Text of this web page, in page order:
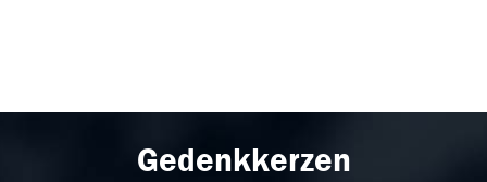
Gedenkkerzen